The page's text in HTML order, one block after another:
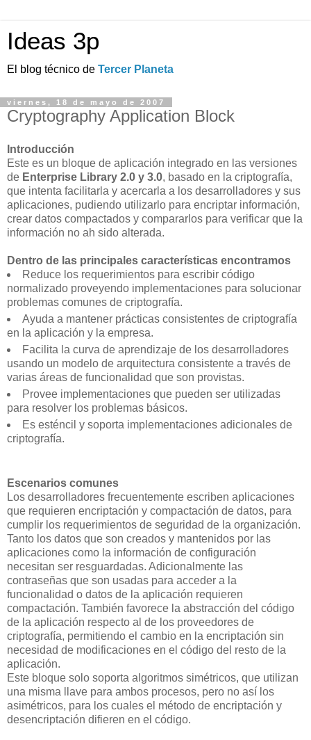
Ideas 3p
El blog técnico de Tercer Planeta
viernes, 18 de mayo de 2007
Cryptography Application Block
Introducción
Este es un bloque de aplicación integrado en las versiones
de Enterprise Library 2.0 y 3.0, basado en la criptografía,
que intenta facilitarla y acercarla a los desarrolladores y sus
aplicaciones, pudiendo utilizarlo para encriptar información,
crear datos compactados y compararlos para verificar que la
información no ah sido alterada.
Dentro de las principales características encontramos
Reduce los requerimientos para escribir código
normalizado proveyendo implementaciones para solucionar
problemas comunes de criptografía.
Ayuda a mantener prácticas consistentes de criptografía
en la aplicación y la empresa.
Facilita la curva de aprendizaje de los desarrolladores
usando un modelo de arquitectura consistente a través de
varias áreas de funcionalidad que son provistas.
Provee implementaciones que pueden ser utilizadas
para resolver los problemas básicos.
Es esténcil y soporta implementaciones adicionales de
criptografía.
Escenarios comunes
Los desarrolladores frecuentemente escriben aplicaciones
que requieren encriptación y compactación de datos, para
cumplir los requerimientos de seguridad de la organización.
Tanto los datos que son creados y mantenidos por las
aplicaciones como la información de configuración
necesitan ser resguardadas. Adicionalmente las
contraseñas que son usadas para acceder a la
funcionalidad o datos de la aplicación requieren
compactación. También favorece la abstracción del código
de la aplicación respecto al de los proveedores de
criptografía, permitiendo el cambio en la encriptación sin
necesidad de modificaciones en el código del resto de la
aplicación.
Este bloque solo soporta algoritmos simétricos, que utilizan
una misma llave para ambos procesos, pero no así los
asimétricos, para los cuales el método de encriptación y
desencriptación difieren en el código.